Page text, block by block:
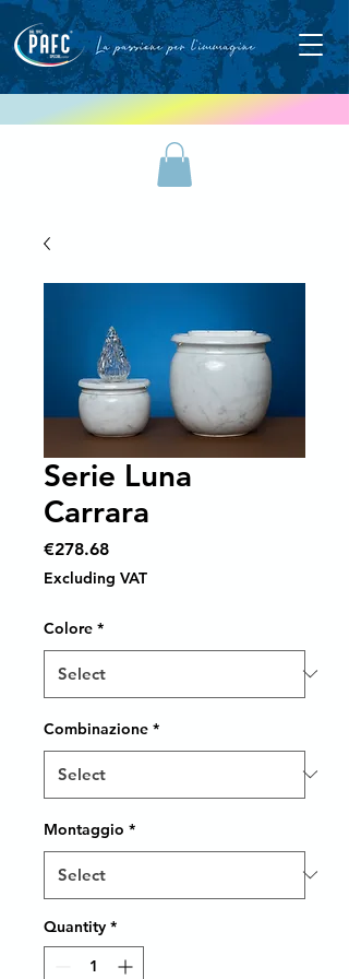
Serie Luna
Carrara
€278.68Price
Excluding VAT
Colore *
Combinazione *
Montaggio *
Quantity *